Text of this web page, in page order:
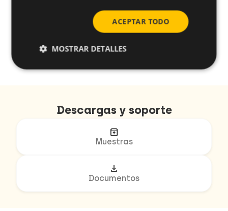
Descargas y soporte
unarchive
Muestras
download
Documentos
ACEPTAR TODO
MOSTRAR DETALLES